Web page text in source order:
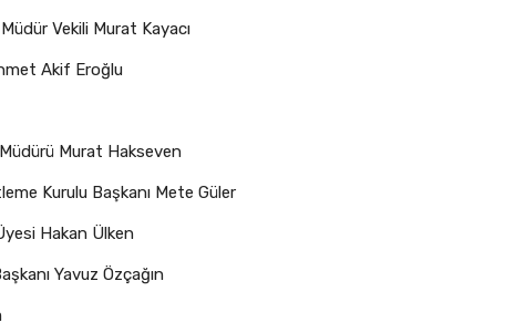
Vekili Murat Kayacı
Akif Eroğlu
Murat Hakseven
Kurulu Başkanı Mete Güler
Hakan Ülken
Yavuz Özçağın